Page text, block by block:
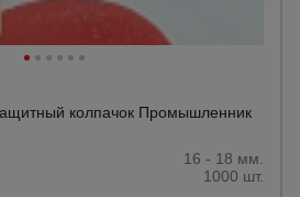
колпачок Промышленник
16 - 18 мм.
1000 шт.